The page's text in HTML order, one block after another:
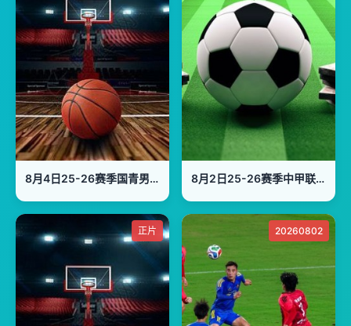
8月4日25-26赛季国青男篮热身赛 中国U18男篮VS加拿大大卫安篮球学院 8月2日25-26赛季中甲联赛 深圳青年人VS无锡吴钩
正片 20260802